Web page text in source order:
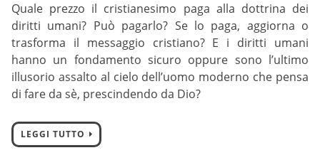
Quale prezzo il cristianesimo paga alla dottrina dei
diritti umani? Può pagarlo? Se lo paga, aggiorna o
trasforma il messaggio cristiano? E i diritti umani
hanno un fondamento sicuro oppure sono l’ultimo
illusorio assalto al cielo dell’uomo moderno che pensa
di fare da sè, prescindendo da Dio?
LEGGI TUTTO